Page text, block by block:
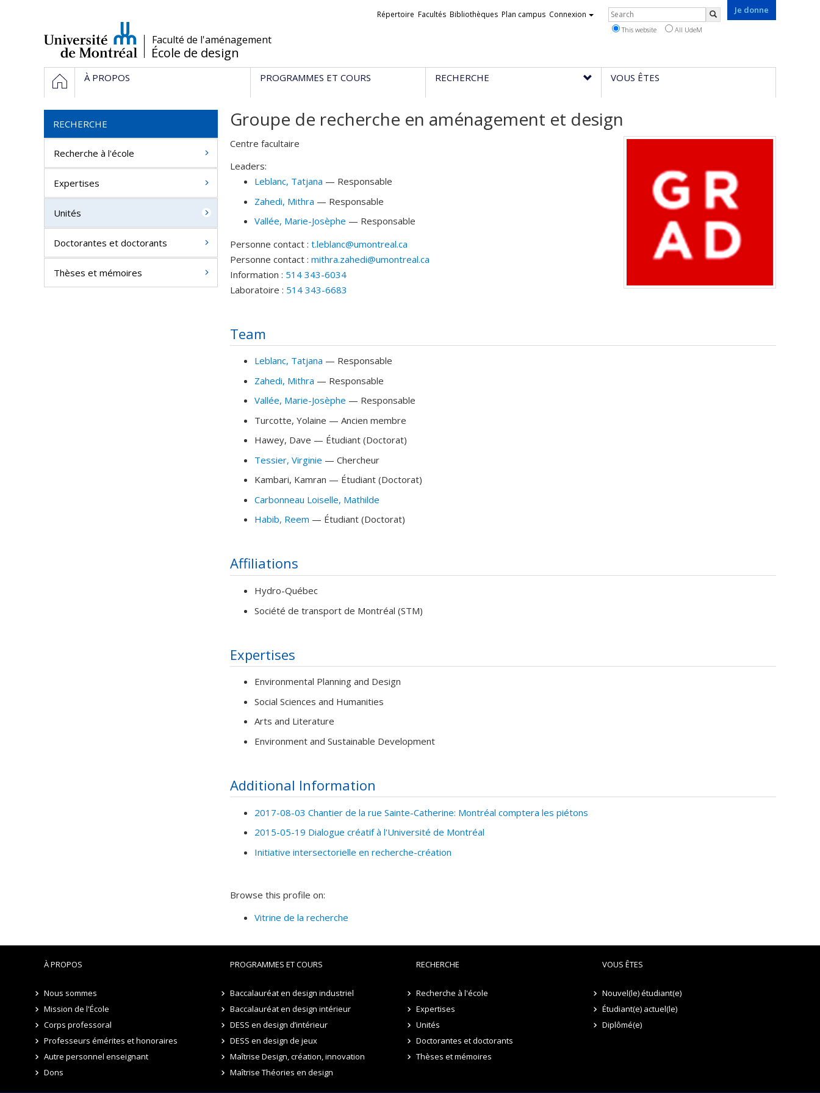
/Faculté de l'aménagement
École de design
Je donne
Liens
Répertoire Facultés Bibliothèques Plan campus Connexion Rechercher
This website All UdeM
Navigation
principale
HOMEÀ PROPOS PROGRAMMES ET COURS RECHERCHE VOUS ÊTES
Groupe de recherche en aménagement et design
Centre facultaire
Leaders:
Leblanc, Tatjana — Responsable
Zahedi, Mithra — Responsable
Vallée, Marie-Josèphe — Responsable
Personne contact : t.leblanc@umontreal.ca
Personne contact : mithra.zahedi@umontreal.ca
Information : 514 343-6034
Laboratoire : 514 343-6683
Team
Leblanc, Tatjana — Responsable
Zahedi, Mithra — Responsable
Vallée, Marie-Josèphe — Responsable
Turcotte, Yolaine — Ancien membre
Hawey, Dave — Étudiant (Doctorat)
Tessier, Virginie — Chercheur
Kambari, Kamran — Étudiant (Doctorat)
Carbonneau Loiselle, Mathilde
Habib, Reem — Étudiant (Doctorat)
Affiliations
Hydro-Québec
Société de transport de Montréal (STM)
Expertises
Environmental Planning and Design
Social Sciences and Humanities
Arts and Literature
Environment and Sustainable Development
Additional Information
2017-08-03 Chantier de la rue Sainte-Catherine: Montréal comptera les piétons
2015-05-19 Dialogue créatif à l'Université de Montréal
Initiative intersectorielle en recherche-création
Browse this profile on:
Vitrine de la recherche
RECHERCHE
Recherche à l'école
Expertises
Unités
Doctorantes et doctorants
Thèses et mémoires
À PROPOS
Nous sommes
Mission de l'École
Corps professoral
Professeurs émérites et honoraires
Autre personnel enseignant
Dons
PROGRAMMES ET COURS
Baccalauréat en design industriel
Baccalauréat en design intérieur
DESS en design d’intérieur
DESS en design de jeux
Maîtrise Design, création, innovation
Maîtrise Théories en design
RECHERCHE
Recherche à l'école
Expertises
Unités
Doctorantes et doctorants
Thèses et mémoires
VOUS ÊTES
Nouvel(le) étudiant(e)
Étudiant(e) actuel(le)
Diplômé(e)